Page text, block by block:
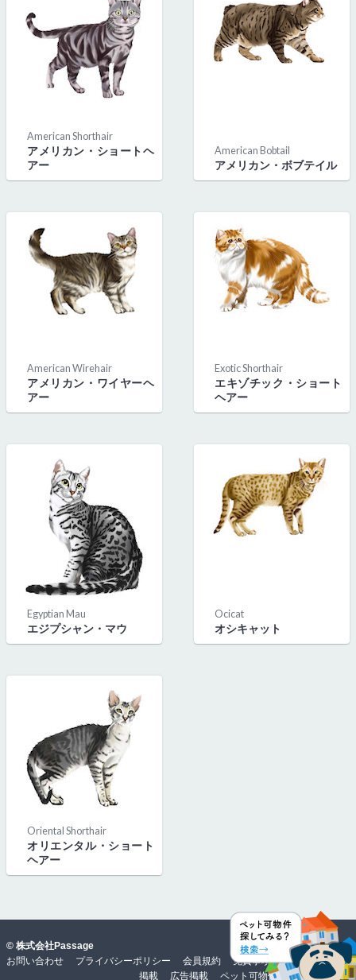
American Shorthair
アメリカン・ショートヘ
アー
American Bobtail
アメリカン・ボブテイル
American Wirehair
アメリカン・ワイヤーヘ
アー
Exotic Shorthair
エキゾチック・ショート
ヘアー
Egyptian Mau
エジプシャン・マウ
Ocicat
オシキャット
Oriental Shorthair
オリエンタル・ショート
ヘアー
© 株式会社Passage
お問い合わせ
プライバシーポリシー 会員規約 免責事項・動作環境
物件
掲載
広告掲載 ペット可物件難民0を目指して